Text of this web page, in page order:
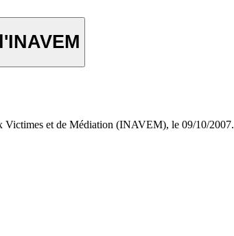
et de Médiation (INAVEM), le 09/10/2007.